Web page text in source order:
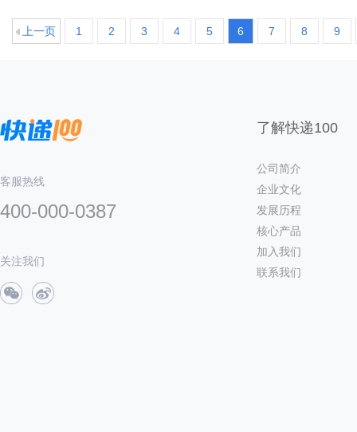
上一页 1 2 3 4 5 6 7 8 9
客服热线
400-000-0387
关注我们
了解快递100
公司简介
企业文化
发展历程
核心产品
加入我们
联系我们